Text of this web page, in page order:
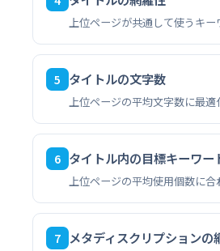
上位ページが共通して使うキ
5 タイトルの文字数
上位ページの平均文字数に最適
6 タイトル内の目標キーワー
上位ページの平均使用個数に合
7 メタディスクリプションの